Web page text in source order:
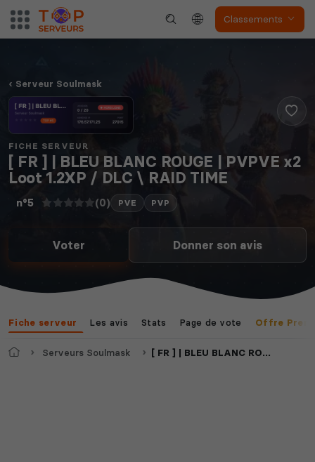
Classements
Serveur Soulmask
FICHE SERVEUR
[ FR ] | BLEU BLANC ROUGE | PVPVE x2
Loot 1.2XP / DLC \ RAID TIME
n°5 (0) PVE PVP
Voter Donner son avis
Fiche serveur Les avis Stats Page de vote Offre
AccueilServeurs Soulmask [ FR ] | BLEU BLANC ROUGE | PVPVE x2 Loot 1.2XP / DLC \ RAID TIME